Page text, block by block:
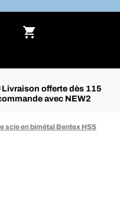
offerte dès 115
avec NEW2
scie en bimétal Bentex HSS